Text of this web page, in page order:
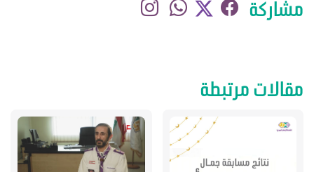
مشاركة
مقالات مرتبطة